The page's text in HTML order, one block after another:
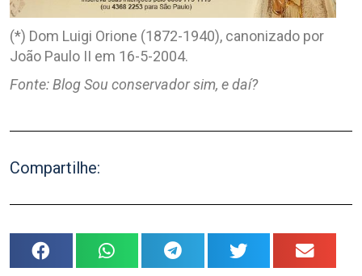
(*) Dom Luigi Orione (1872-1940), canonizado por
João Paulo II em 16-5-2004.
Fonte: Blog Sou conservador sim, e daí?
Compartilhe: